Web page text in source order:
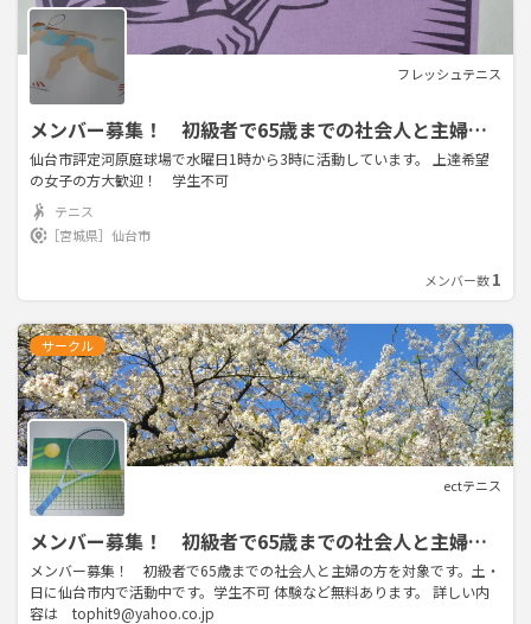
フレッシュテニス
メンバー募集！ 初級者で65歳までの社会人と主婦の
方を対象です。上達希望の女子の方大歓迎
仙台市評定河原庭球場で水曜日1時から3時に活動しています。 上達希望
の女子の方大歓迎！ 学生不可
テニス
［宮城県］ 仙台市
メンバー数1
サークル
ectテニス
メンバー募集！ 初級者で65歳までの社会人と主婦の
方を対象です。土・日に仙台市内で活動中です。
メンバー募集！ 初級者で65歳までの社会人と主婦の方を対象です。土・
日に仙台市内で活動中です。学生不可 体験など無料あります。 詳しい内
容は tophit9@yahoo.co.jp